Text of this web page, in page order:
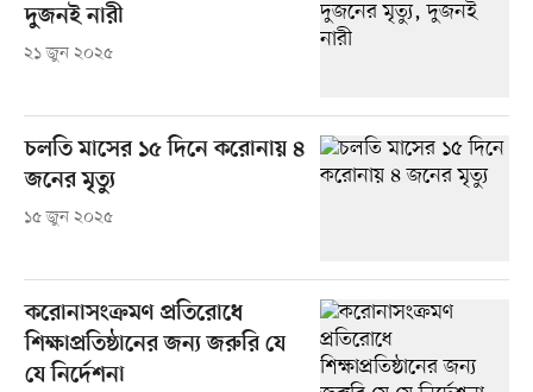
দুজনই নারী
২১ জুন ২০২৫
চলতি মাসের ১৫ দিনে করোনায় ৪
জনের মৃত্যু
১৫ জুন ২০২৫
করোনাসংক্রমণ প্রতিরোধে
শিক্ষাপ্রতিষ্ঠানের জন্য জরুরি যে
যে নির্দেশনা